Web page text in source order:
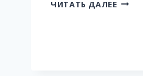
ЧИТАТЬ ДАЛЕЕ